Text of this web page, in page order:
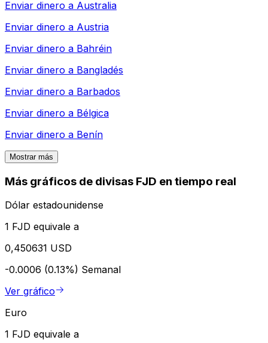
Enviar dinero a Australia
Enviar dinero a Austria
Enviar dinero a Bahréin
Enviar dinero a Bangladés
Enviar dinero a Barbados
Enviar dinero a Bélgica
Enviar dinero a Benín
Mostrar más
Más gráficos de divisas FJD en tiempo real
Dólar estadounidense
1 FJD equivale a
0,450631 USD
-0.0006 (0.13%) Semanal
Ver gráfico
Euro
1 FJD equivale a